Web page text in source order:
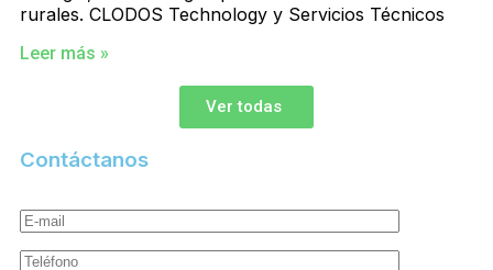
rurales. CLODOS Technology y Servicios Técnicos
Leer más »
Ver todas
Contáctanos